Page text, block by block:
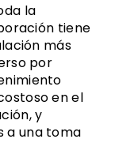
la
tiene
más
por
en el
y
a una toma